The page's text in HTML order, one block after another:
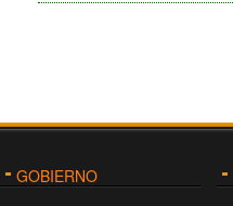
GOBIERNO